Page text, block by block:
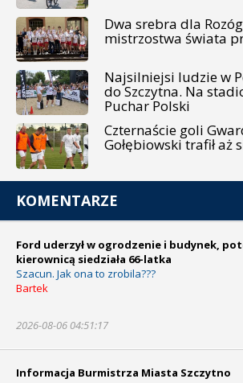
Dwa srebra dla
mistrzostwa świata
Najsilniejsi ludzie w
do Szczytna. Na
Puchar Polski
Czternaście goli
Gołębiowski trafił aż
KOMENTARZE
Ford uderzył w ogrodzenie i budynek,
kierownicą siedziała 66-latka
Szacun. Jak ona to zrobila???
Bartek
2026-08-06 04:51:17
Informacja Burmistrza Miasta Szczytno